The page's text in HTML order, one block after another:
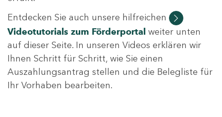
Entdecken Sie auch unsere hilfreichen
Videotutorials zum Förderportal weiter unten
auf dieser Seite. In unseren Videos erklären wir
Ihnen Schritt für Schritt, wie Sie einen
Auszahlungsantrag stellen und die Belegliste für
Ihr Vorhaben bearbeiten.